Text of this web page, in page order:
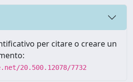
per citare o creare un
20.500.12078/7732